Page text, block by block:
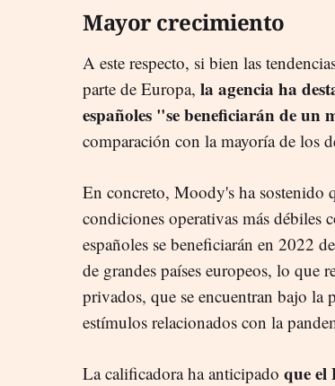
Mayor crecimiento
A este respecto, si bien las
parte de Europa, la agencia ha
españoles "se beneficiarán de un
comparación con la mayoría de los
En concreto, Moody's ha sostenido
condiciones operativas más débiles
españoles se beneficiarán en 2022
de grandes países europeos, lo que
privados, que se encuentran bajo
estímulos relacionados con la
La calificadora ha anticipado que el